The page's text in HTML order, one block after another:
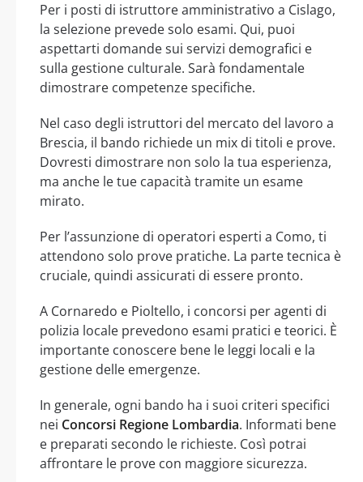
Per i posti di istruttore amministrativo a Cislago,
la selezione prevede solo esami. Qui, puoi
aspettarti domande sui servizi demografici e
sulla gestione culturale. Sarà fondamentale
dimostrare competenze specifiche.
Nel caso degli istruttori del mercato del lavoro a
Brescia, il bando richiede un mix di titoli e prove.
Dovresti dimostrare non solo la tua esperienza,
ma anche le tue capacità tramite un esame
mirato.
Per l’assunzione di operatori esperti a Como, ti
attendono solo prove pratiche. La parte tecnica è
cruciale, quindi assicurati di essere pronto.
A Cornaredo e Pioltello, i concorsi per agenti di
polizia locale prevedono esami pratici e teorici. È
importante conoscere bene le leggi locali e la
gestione delle emergenze.
In generale, ogni bando ha i suoi criteri specifici
nei Concorsi Regione Lombardia. Informati bene
e preparati secondo le richieste. Così potrai
affrontare le prove con maggiore sicurezza.